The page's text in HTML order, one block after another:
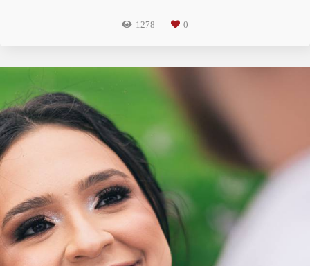
1278 0